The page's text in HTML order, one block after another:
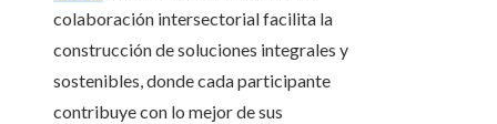
colaboración intersectorial facilita la
construcción de soluciones integrales y
sostenibles, donde cada participante
contribuye con lo mejor de sus